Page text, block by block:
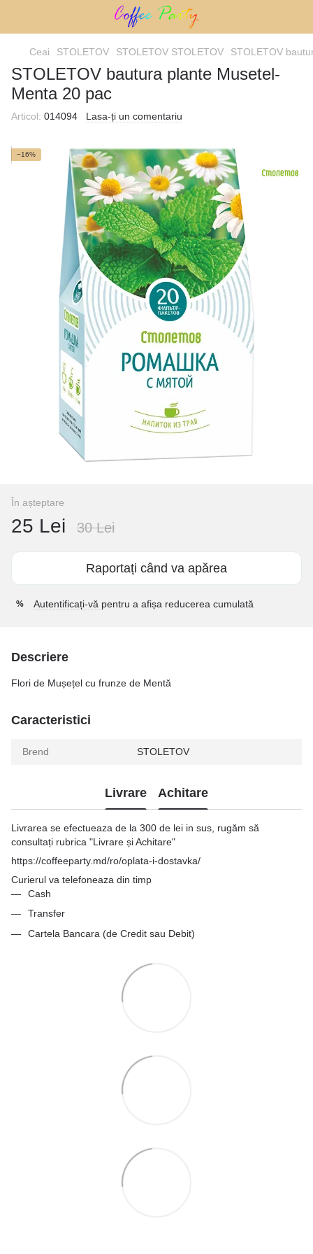
Ceai STOLETOV STOLETOV STOLETOV STOLETOV
STOLETOV bautura plante Musetel-
Menta 20 pac
Articol: 014094 Lasa-ți un comentariu
−16%
În așteptare
25 Lei 30 Lei
Raportați când va apărea
% Autentificați-vă pentru a afișa reducerea cumulată
Descriere
Flori de Mușețel cu frunze de Mentă
Caracteristici
Brend STOLETOV
Livrare Achitare
Livrarea se efectueaza de la 300 de lei in sus, rugăm să
consultați rubrica "Livrare și Achitare"
https://coffeeparty.md/ro/oplata-i-dostavka/
Curierul va telefoneaza din timp
Cash
Transfer
Cartela Bancara (de Credit sau Debit)